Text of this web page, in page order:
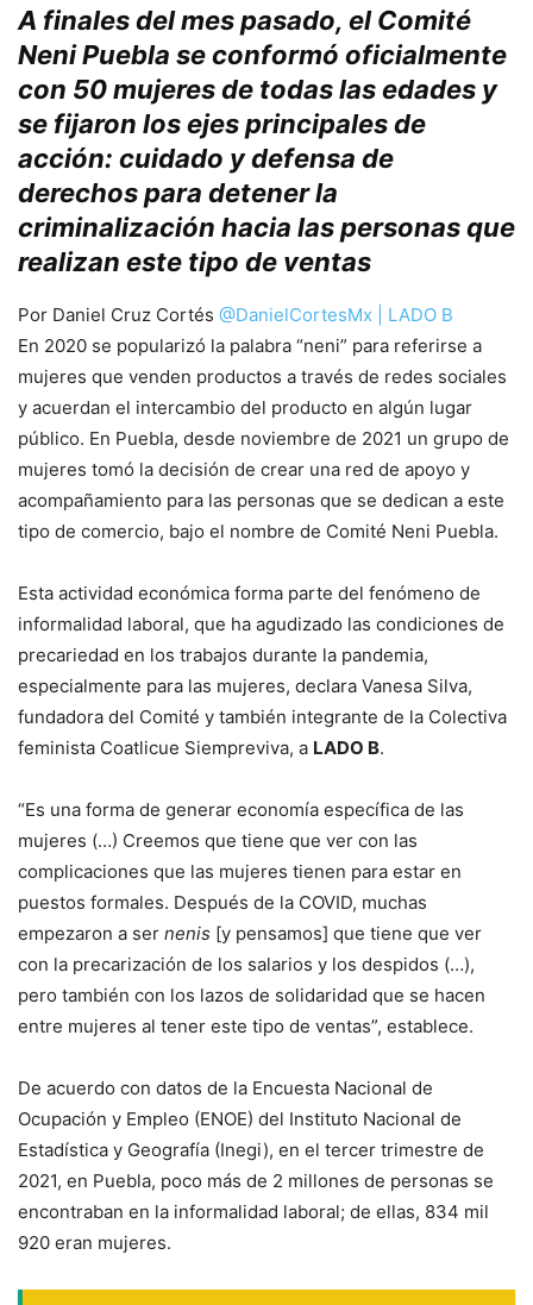
A finales del mes pasado, el Comité
Neni Puebla se conformó oficialmente
con 50 mujeres de todas las edades y
se fijaron los ejes principales de
acción: cuidado y defensa de
derechos para detener la
criminalización hacia las personas que
realizan este tipo de ventas
Por Daniel Cruz Cortés @DanielCortesMx | LADO B
En 2020 se popularizó la palabra “neni” para referirse a
mujeres que venden productos a través de redes sociales
y acuerdan el intercambio del producto en algún lugar
público. En Puebla, desde noviembre de 2021 un grupo de
mujeres tomó la decisión de crear una red de apoyo y
acompañamiento para las personas que se dedican a este
tipo de comercio, bajo el nombre de Comité Neni Puebla.
Esta actividad económica forma parte del fenómeno de
informalidad laboral, que ha agudizado las condiciones de
precariedad en los trabajos durante la pandemia,
especialmente para las mujeres, declara Vanesa Silva,
fundadora del Comité y también integrante de la Colectiva
feminista Coatlicue Siempreviva, a LADO B.
“Es una forma de generar economía específica de las
mujeres (…) Creemos que tiene que ver con las
complicaciones que las mujeres tienen para estar en
puestos formales. Después de la COVID, muchas
empezaron a ser nenis [y pensamos] que tiene que ver
con la precarización de los salarios y los despidos (…),
pero también con los lazos de solidaridad que se hacen
entre mujeres al tener este tipo de ventas”, establece.
De acuerdo con datos de la Encuesta Nacional de
Ocupación y Empleo (ENOE) del Instituto Nacional de
Estadística y Geografía (Inegi), en el tercer trimestre de
2021, en Puebla, poco más de 2 millones de personas se
encontraban en la informalidad laboral; de ellas, 834 mil
920 eran mujeres.